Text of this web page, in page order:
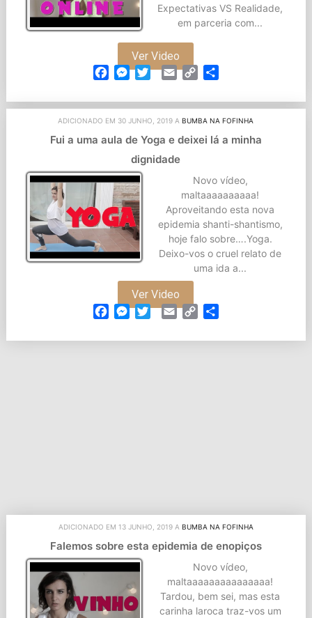
Expectativas VS Realidade,
em parceria com...
Ver Video
Facebook
Messenger
TwitterEmail Copy
ADICIONADO EM 30 JUNHO, 2019 A BUMBA NA FOFINHA
Fui a uma aula de Yoga e deixei lá a minha
dignidade
Novo vídeo,
maltaaaaaaaaaa!
Aproveitando esta nova
epidemia shanti-shantismo,
hoje falo sobre….Yoga.
Deixo-vos o cruel relato de
uma ida a...
Ver Video
Facebook
Messenger
TwitterEmail Copy
ADICIONADO EM 13 JUNHO, 2019 A BUMBA NA FOFINHA
Falemos sobre esta epidemia de enopiços
Novo vídeo,
maltaaaaaaaaaaaaaaa!
Tardou, bem sei, mas esta
carinha laroca traz-vos um